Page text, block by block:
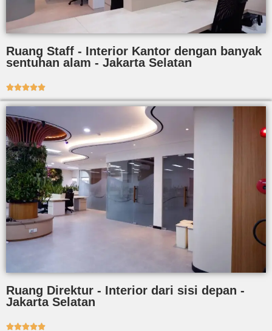
Ruang Staff - Interior Kantor dengan banyak
sentuhan alam - Jakarta Selatan

Ruang Direktur - Interior dari sisi depan -
Jakarta Selatan
